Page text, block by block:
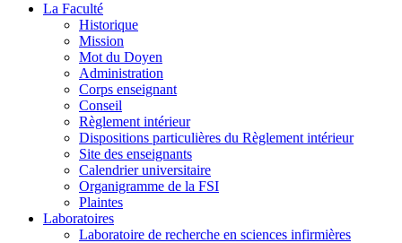
La Faculté
Historique
Mission
Mot du Doyen
Administration
Corps enseignant
Conseil
Règlement intérieur
Dispositions particulières du Règlement intérieur
Site des enseignants
Calendrier universitaire
Organigramme de la FSI
Plaintes
Laboratoires
Laboratoire de recherche en sciences infirmières